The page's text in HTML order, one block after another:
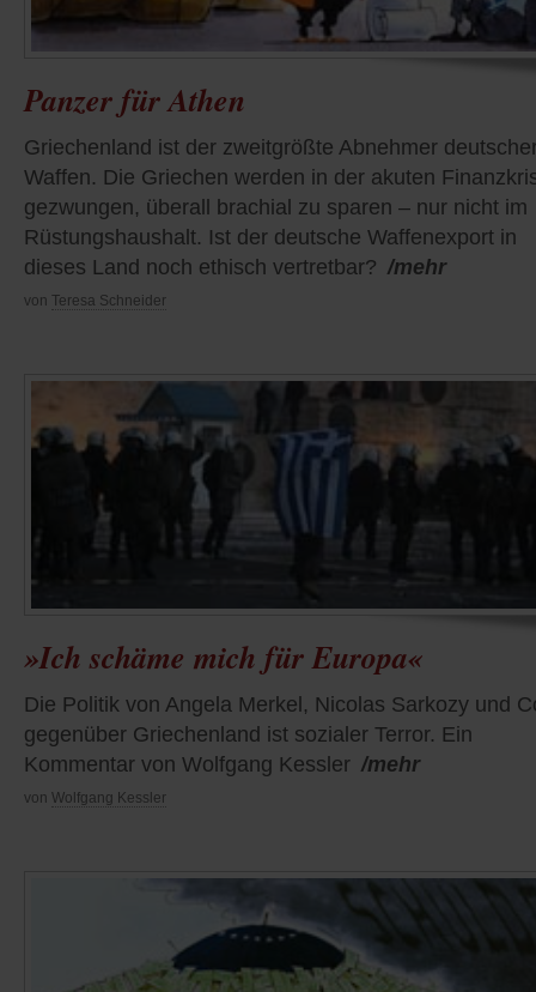
Panzer für Athen
Griechenland ist der zweitgrößte Abnehmer
Waffen. Die Griechen werden in der akuten
gezwungen, überall brachial zu sparen – nur nicht im
Rüstungshaushalt. Ist der deutsche Waffenexport in
dieses Land noch ethisch vertretbar? /mehr
von Teresa Schneider
»Ich schäme mich für Europa«
Die Politik von Angela Merkel, Nicolas Sarkozy und
gegenüber Griechenland ist sozialer Terror. Ein
Kommentar von Wolfgang Kessler /mehr
von Wolfgang Kessler